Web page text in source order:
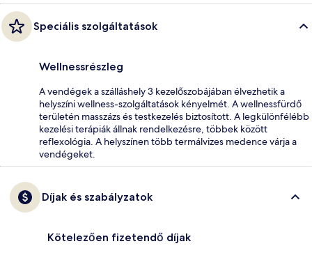
Speciális szolgáltatások
Wellnessrészleg
A vendégek a szálláshely 3 kezelőszobájában élvezhetik a
helyszíni wellness-szolgáltatások kényelmét. A wellnessfürdő
területén masszázs és testkezelés biztosított. A legkülönfélébb
kezelési terápiák állnak rendelkezésre, többek között
reflexológia. A helyszínen több termálvizes medence várja a
vendégeket.
Díjak és szabályzatok
Kötelezően fizetendő díjak